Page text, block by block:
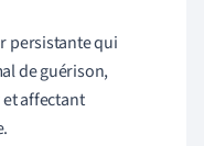
persistante qui
de guérison,
affectant